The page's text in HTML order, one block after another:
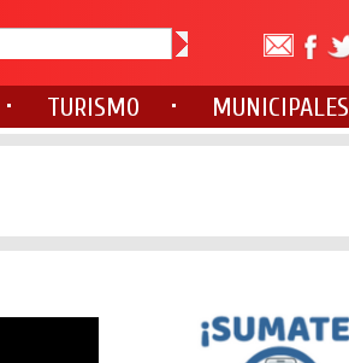
TURISMO MUNICIPALES